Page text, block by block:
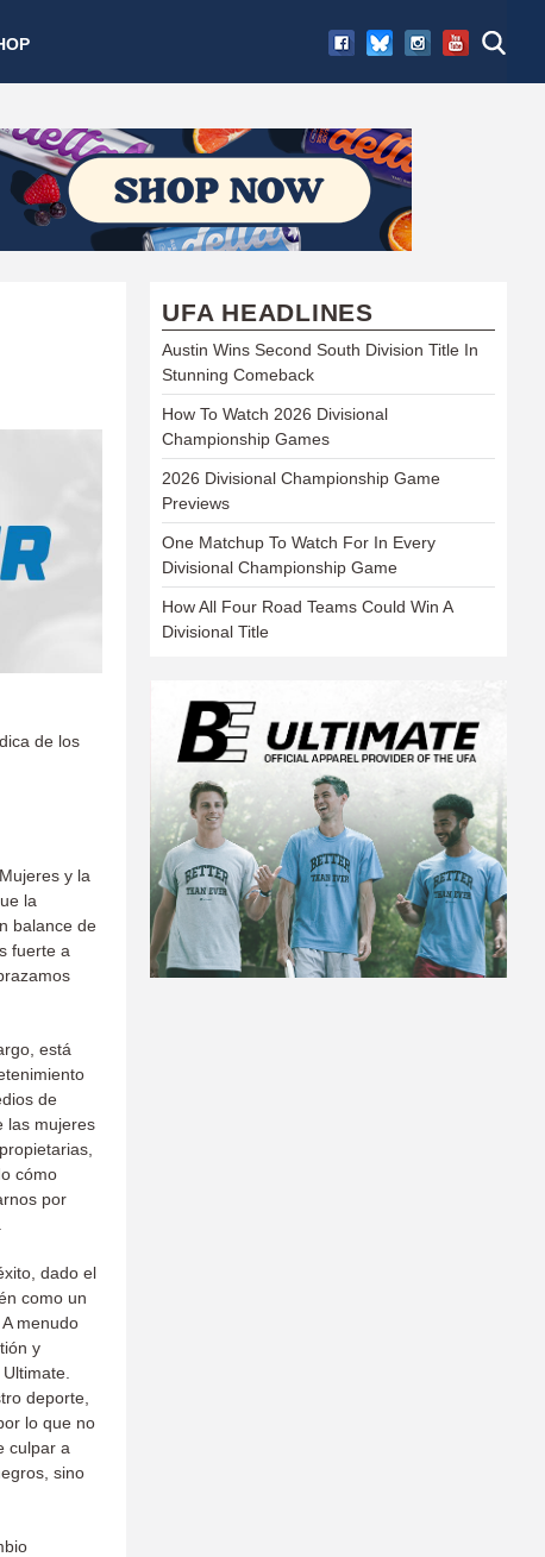
de los
y la
la
balance de
fuerte a
está
de
las mujeres
cómo
por
dado el
como un
menudo
y
deporte,
lo que no
culpar a
sino
UFA HEADLINES
Austin Wins Second South Division Title In
Stunning Comeback
How To Watch 2026 Divisional
Championship Games
2026 Divisional Championship Game
Previews
One Matchup To Watch For In Every
Divisional Championship Game
How All Four Road Teams Could Win A
Divisional Title